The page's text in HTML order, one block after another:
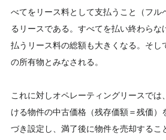
べてをリース料として支払うこと（フル
るリースである。すべてを払い終わらな
払うリース料の総額も大きくなる。そし
の所有物とみなされる。
これに対しオペレーティングリースでは
ける物件の中古価格（残存価額＝残価）
づき設定し、満了後に物件を売却するこ